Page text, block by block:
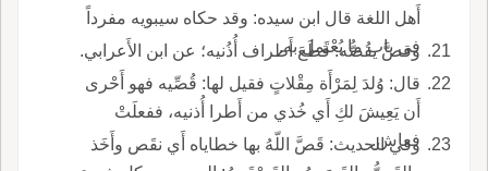
أَهل اللغة قال ابن سيده: وقد حكاه سيبويه مفرداً
في باب ما يُعْتَمل به.
وقصَّ يقُصُّه: قطَعَ أَطراف أُذُنيه؛ عن ابن الأَعرابي.
قال: وُلدَ لِمَرْأَة مِقْلاتٍ فقيل لها: قُصِّيه فهو أَحْرى
أَن يَعِيشَ لكِ أَي خُذي من أَطرا أُذنيه، ففعلَتْ
فعاش.
وفي الحديث: قَصَّ اللّهُ بها خطاياه أَي نقَص وأَخَذ